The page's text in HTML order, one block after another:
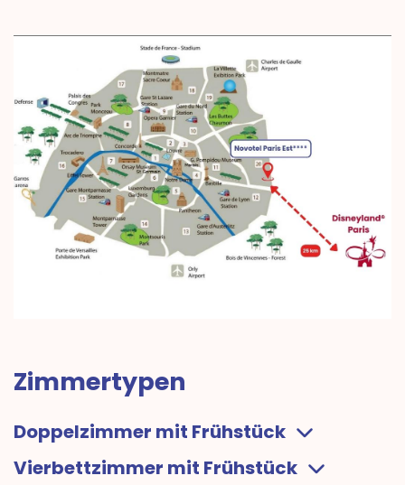
Zimmertypen
Doppelzimmer mit Frühstück
Vierbettzimmer mit Frühstück